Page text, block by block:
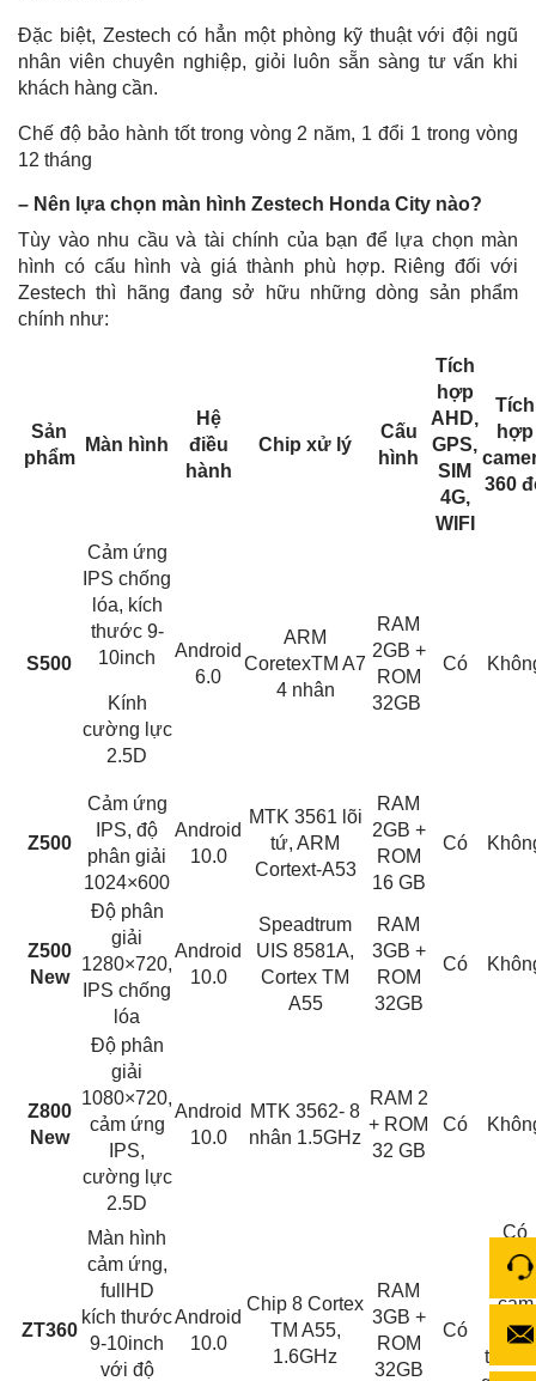
Đặc biệt, Zestech có hẳn một phòng kỹ thuật với đội ngũ
nhân viên chuyên nghiệp, giỏi luôn sẵn sàng tư vấn khi
khách hàng cần.
Chế độ bảo hành tốt trong vòng 2 năm, 1 đổi 1 trong vòng
12 tháng
– Nên lựa chọn màn hình Zestech Honda City nào?
Tùy vào nhu cầu và tài chính của bạn để lựa chọn màn
hình có cấu hình và giá thành phù hợp. Riêng đối với
Zestech thì hãng đang sở hữu những dòng sản phẩm
chính như:
Sản
phẩm
Màn hình
Hệ
điều
hành
Chip xử lý
Cấu
hình
Tích
hợp
AHD,
GPS,
SIM
4G,
WIFI
Tích
hợp
360
S500
Cảm ứng
IPS chống
lóa, kích
thước 9-
10inch
Kính
cường lực
2.5D
Android
6.0
ARM
CoretexTM A7
4 nhân
RAM
2GB +
ROM
32GB
Có
Z500
Cảm ứng
IPS, độ
phân giải
1024×600
Android
10.0
MTK 3561 lõi
tứ, ARM
Cortext-A53
RAM
2GB +
ROM
16 GB
Có
Z500
New
Độ phân
giải
1280×720,
IPS chống
lóa
Android
10.0
Speadtrum
UIS 8581A,
Cortex TM
A55
RAM
3GB +
ROM
32GB
Có
Z800
New
Độ phân
giải
1080×720,
cảm ứng
IPS,
cường lực
2.5D
Android
10.0
MTK 3562- 8
nhân 1.5GHz
RAM 2
+ ROM
32 GB
Có
ZT360
Màn hình
cảm ứng,
fullHD
kích thước
9-10inch
với độ
Android
10.0
Chip 8 Cortex
TM A55,
1.6GHz
RAM
3GB +
ROM
32GB
Có
Có
4
cam
tắt